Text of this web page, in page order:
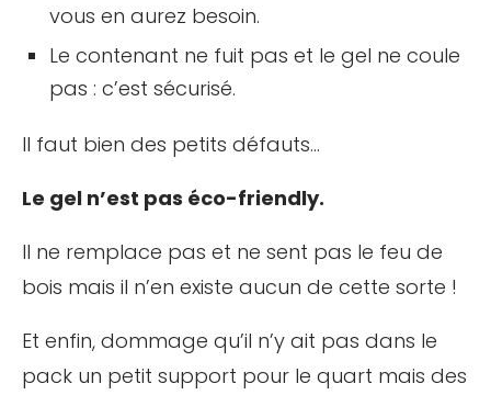
vous en aurez besoin.
Le contenant ne fuit pas et le gel ne coule
pas : c’est sécurisé.
Il faut bien des petits défauts…
Le gel n’est pas éco-friendly.
Il ne remplace pas et ne sent pas le feu de
bois mais il n’en existe aucun de cette sorte !
Et enfin, dommage qu’il n’y ait pas dans le
pack un petit support pour le quart mais des